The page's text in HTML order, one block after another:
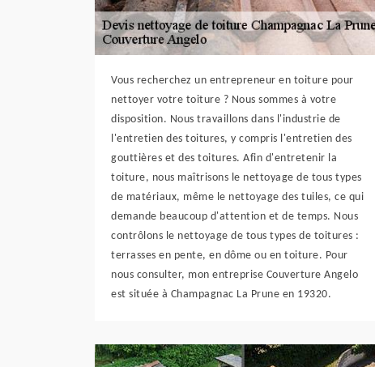
Vous recherchez un entrepreneur en toiture pour
nettoyer votre toiture ? Nous sommes à votre
disposition. Nous travaillons dans l'industrie de
l'entretien des toitures, y compris l'entretien des
gouttières et des toitures. Afin d'entretenir la
toiture, nous maîtrisons le nettoyage de tous types
de matériaux, même le nettoyage des tuiles, ce qui
demande beaucoup d'attention et de temps. Nous
contrôlons le nettoyage de tous types de toitures :
terrasses en pente, en dôme ou en toiture. Pour
nous consulter, mon entreprise Couverture Angelo
est située à Champagnac La Prune en 19320.